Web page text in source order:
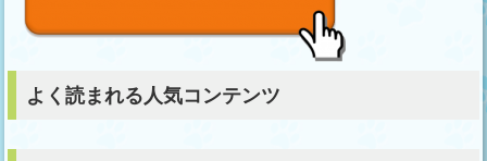
よく読まれる人気コンテンツ